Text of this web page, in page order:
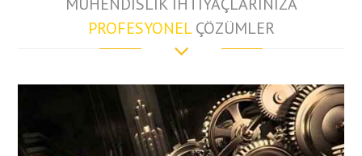
PROFESYONELÇÖZÜMLER